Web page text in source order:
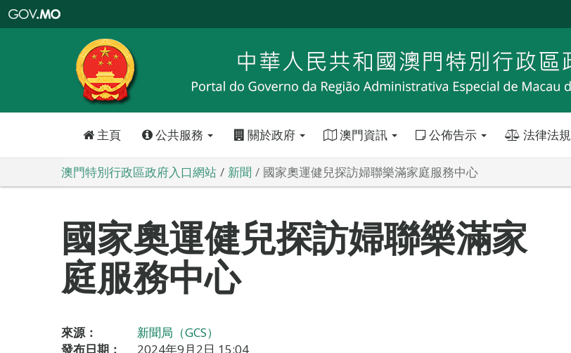
特
政
區
政
口
主頁 公共服務 關於政府 澳門資訊 公佈告示 法律法規
澳門特別行政區政府入口網站 新聞 國家奧運健兒探訪婦聯樂滿家庭服務中心
國家奧運健兒探訪婦聯樂滿家
庭服務中心
來源：
新聞局（GCS）
發布日期：
2024年9月2日 15:04